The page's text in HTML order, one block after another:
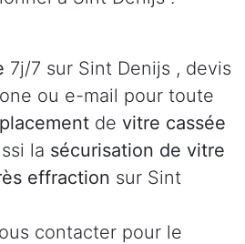
7j/7 sur Sint Denijs , devis
ou e-mail pour toute
de vitre cassée
la sécurisation de vitre
effraction sur Sint
contacter pour le